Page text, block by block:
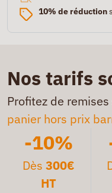
10% de réduction
Nos tarifs
Profitez de remises
panier hors prix
-10%
Dès300€
HT